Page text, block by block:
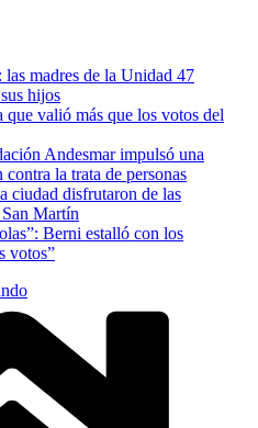
madres de la Unidad 47
hijos
que valió más que los votos del
Andesmar impulsó una
la trata de personas
ciudad disfrutaron de las
Martín
Berni estalló con los
votos”